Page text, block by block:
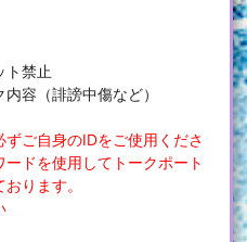
ト禁止
容（誹謗中傷など）
ご自身のIDをご使用くださ
ドを使用してトークポート
ります。